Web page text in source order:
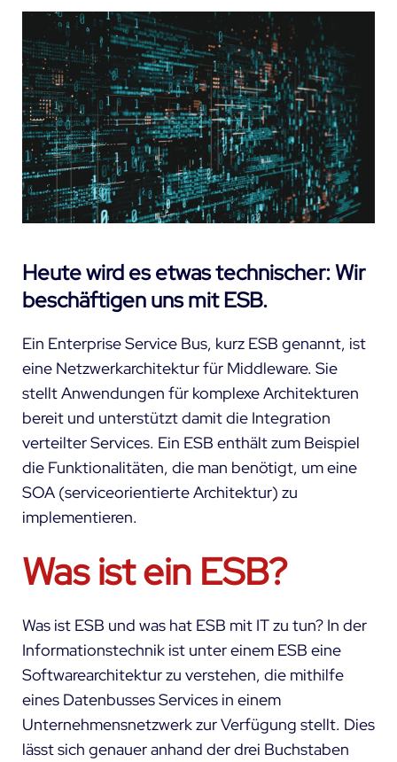
Heute wird es etwas technischer: Wir
beschäftigen uns mit ESB.
Ein Enterprise Service Bus, kurz ESB genannt, ist
eine Netzwerkarchitektur für Middleware. Sie
stellt Anwendungen für komplexe Architekturen
bereit und unterstützt damit die Integration
verteilter Services. Ein ESB enthält zum Beispiel
die Funktionalitäten, die man benötigt, um eine
SOA (serviceorientierte Architektur) zu
implementieren.
Was ist ein ESB?
Was ist ESB und was hat ESB mit IT zu tun? In der
Informationstechnik ist unter einem ESB eine
Softwarearchitektur zu verstehen, die mithilfe
eines Datenbusses Services in einem
Unternehmensnetzwerk zur Verfügung stellt. Dies
lässt sich genauer anhand der drei Buchstaben